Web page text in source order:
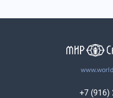
+7 (916)